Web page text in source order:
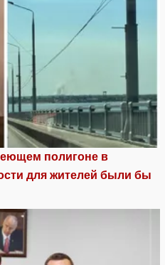
полигоне в
для жителей были бы